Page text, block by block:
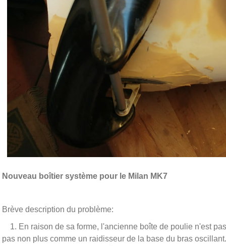
Nouveau boîtier système pour le Milan MK7
Brève description du problème:
1. En raison de sa forme, l'ancienne boîte de poulie n'est
pas non plus comme un raidisseur de la base du bras